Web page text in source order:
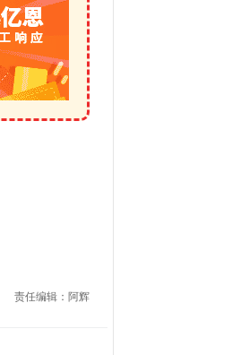
责任编辑：阿辉